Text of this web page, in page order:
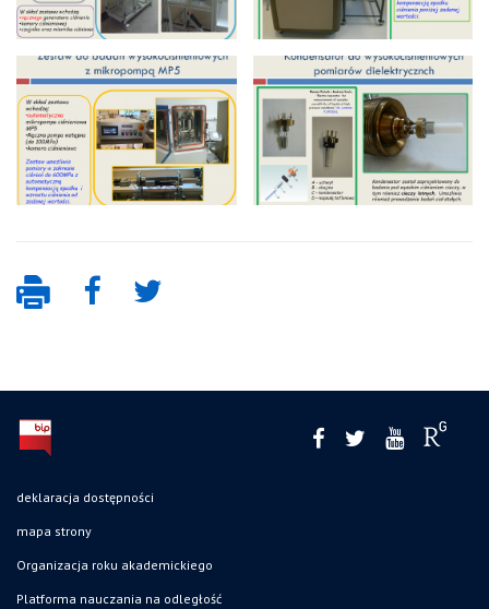
deklaracja dostępności
mapa strony
Organizacja roku akademickiego
Platforma nauczania na odległość